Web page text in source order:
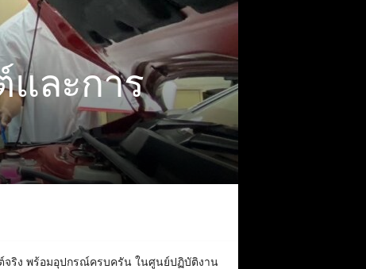
และการ
จริง พร้อมอุปกรณ์ครบครัน ในศูนย์ปฏิบัติงาน